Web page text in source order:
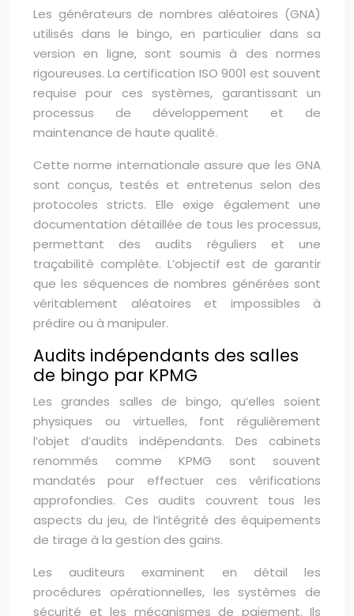
Les générateurs de nombres aléatoires (GNA)
utilisés dans le bingo, en particulier dans sa
version en ligne, sont soumis à des normes
rigoureuses. La certification ISO 9001 est souvent
requise pour ces systèmes, garantissant un
processus de développement et de
maintenance de haute qualité.
Cette norme internationale assure que les GNA
sont conçus, testés et entretenus selon des
protocoles stricts. Elle exige également une
documentation détaillée de tous les processus,
permettant des audits réguliers et une
traçabilité complète. L’objectif est de garantir
que les séquences de nombres générées sont
véritablement aléatoires et impossibles à
prédire ou à manipuler.
Audits indépendants des salles
de bingo par KPMG
Les grandes salles de bingo, qu’elles soient
physiques ou virtuelles, font régulièrement
l’objet d’audits indépendants. Des cabinets
renommés comme KPMG sont souvent
mandatés pour effectuer ces vérifications
approfondies. Ces audits couvrent tous les
aspects du jeu, de l’intégrité des équipements
de tirage à la gestion des gains.
Les auditeurs examinent en détail les
procédures opérationnelles, les systèmes de
sécurité et les mécanismes de paiement. Ils